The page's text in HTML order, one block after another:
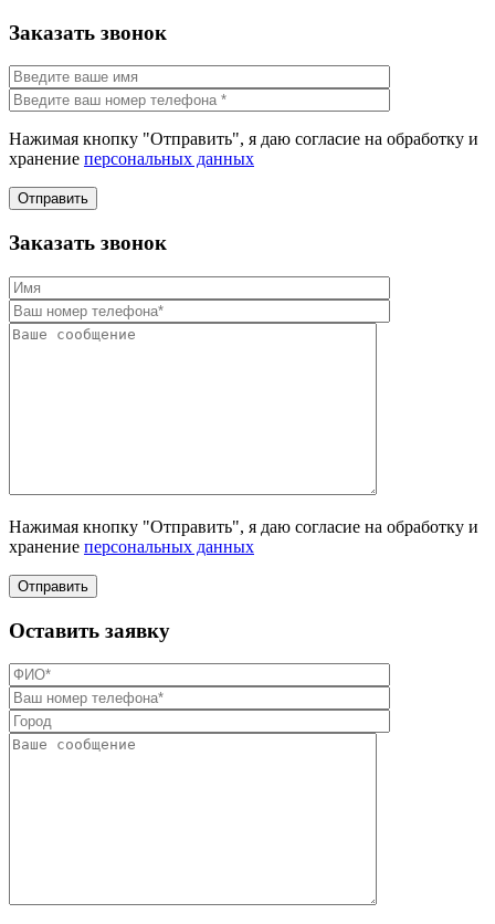
Заказать звонок
Нажимая кнопку "Отправить", я даю согласие на обработку и
хранение персональных данных
Отправить
Заказать звонок
Нажимая кнопку "Отправить", я даю согласие на обработку и
хранение персональных данных
Отправить
Оставить заявку